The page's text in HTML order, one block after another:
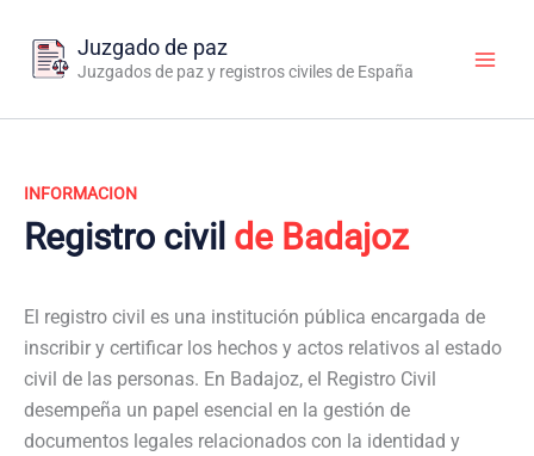
contenido
Juzgado de paz
Juzgados de paz y registros civiles de España
INFORMACION
Registro civil de Badajoz
El registro civil es una institución pública encargada de
inscribir y certificar los hechos y actos relativos al estado
civil de las personas. En Badajoz, el Registro Civil
desempeña un papel esencial en la gestión de
documentos legales relacionados con la identidad y